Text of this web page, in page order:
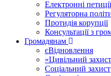
Електронні петиції
Регуляторна
Протидія корупції
Консультації з
Громадянам
єВідновлення
«Цивільний
Соціальний захист